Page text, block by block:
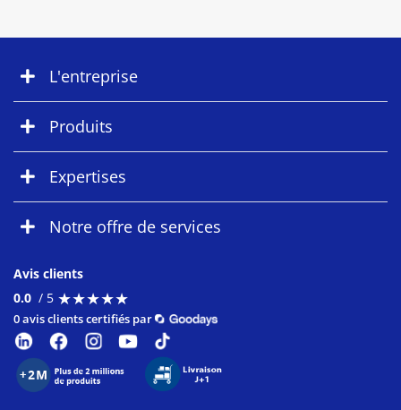
L'entreprise
Produits
Expertises
Notre offre de services
Avis clients
0.0 / 5 ★★★★★
★★★★★
0 avis clients certifiés par